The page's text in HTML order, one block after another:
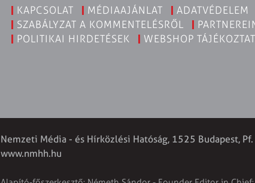
KAPCSOLAT MÉDIAAJÁNLAT
ADATVÉDELEM
SZABÁLYZAT A KOMMENTELÉSRŐL
POLITIKAI HIRDETÉSEK
WEBSHOP
Nemzeti Média - és Hírközlési Hatóság, 1525 Budapest,
www.nmhh.hu